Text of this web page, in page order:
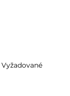
Vyžadované